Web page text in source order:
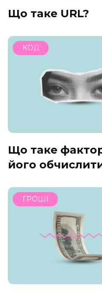
Що таке URL?
КОД
Що таке
його
ГРОШІ